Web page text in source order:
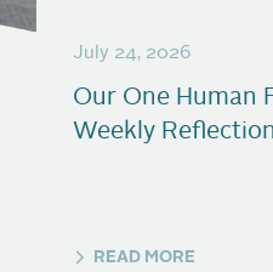
July 24, 2026
Our One Human
Weekly Reflection
READ MORE